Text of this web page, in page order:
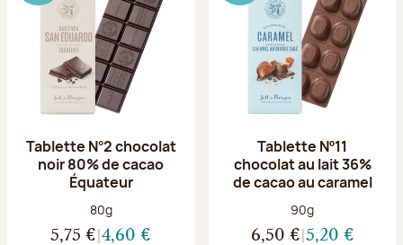
Tablette N°2 chocolat
noir 80% de cacao
Équateur
Poids net :
80g
5,75 € 4,60 €
Tablette Nº11
chocolat au lait 36%
de cacao au caramel
Poids net :
90g
6,50 € 5,20 €